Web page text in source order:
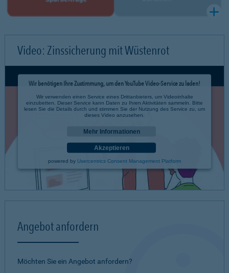
Video: Zinssicherung mit Wüstenrot
Wir benötigen Ihre Zustimmung, um den YouTube Video-Service zu laden!
Wir verwenden einen Service eines Drittanbieters, um Videoinhalte
einzubetten. Dieser Service kann Daten zu Ihren Aktivitäten sammeln. Bitte
lesen Sie die Details durch und stimmen Sie der Nutzung des Service zu, um
dieses Video anzusehen.
Mehr Informationen
Akzeptieren
powered by Usercentrics Consent Management Platform
Angebot anfordern
Möchten Sie ein Angebot anfordern?